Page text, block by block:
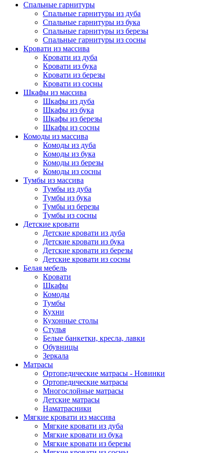
Спальные гарнитуры
Спальные гарнитуры из дуба
Спальные гарнитуры из бука
Спальные гарнитуры из березы
Спальные гарнитуры из сосны
Кровати из массива
Кровати из дуба
Кровати из бука
Кровати из березы
Кровати из сосны
Шкафы из массива
Шкафы из дуба
Шкафы из бука
Шкафы из березы
Шкафы из сосны
Комоды из массива
Комоды из дуба
Комоды из бука
Комоды из березы
Комоды из сосны
Тумбы из массива
Тумбы из дуба
Тумбы из бука
Тумбы из березы
Тумбы из сосны
Детские кровати
Детские кровати из дуба
Детские кровати из бука
Детские кровати из березы
Детские кровати из сосны
Белая мебель
Кровати
Шкафы
Комоды
Тумбы
Кухни
Кухонные столы
Стулья
Белые банкетки, кресла, лавки
Обувницы
Зеркала
Матрасы
Ортопедические матрасы - Новинки
Ортопедические матрасы
Многослойные матрасы
Детские матрасы
Наматрасники
Мягкие кровати из массива
Мягкие кровати из дуба
Мягкие кровати из бука
Мягкие кровати из березы